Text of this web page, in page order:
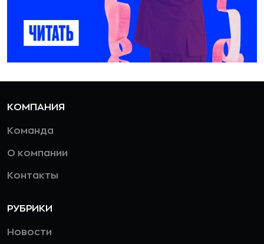
КОМПАНИЯ
Команда
О компании
Контакты
РУБРИКИ
Новости